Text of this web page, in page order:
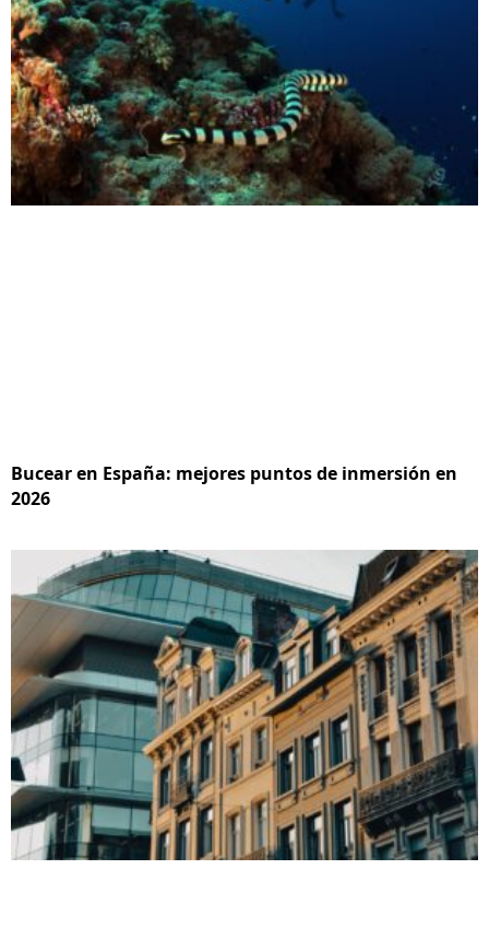
Bucear en España: mejores puntos de inmersión en
2026